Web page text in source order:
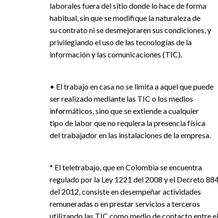
laborales fuera del sitio donde lo hace de forma
habitual, sin que se modifique la naturaleza de
su contrato ni se desmejoraren sus condiciones, y
privilegiando el uso de las tecnologías de la
información y las comunicaciones (TIC).
• El trabajo en casa no se limita a aquel que puede
ser realizado mediante las TIC o los medios
informáticos, sino que se extiende a cualquier
tipo de labor que no requiera la presencia física
del trabajador en las instalaciones de la empresa.
* El teletrabajo, que en Colombia se encuentra
regulado por la Ley 1221 del 2008 y el Decreto
del 2012, consiste en desempeñar actividades
remuneradas o en prestar servicios a terceros
utilizando las TIC como medio de contacto entre el